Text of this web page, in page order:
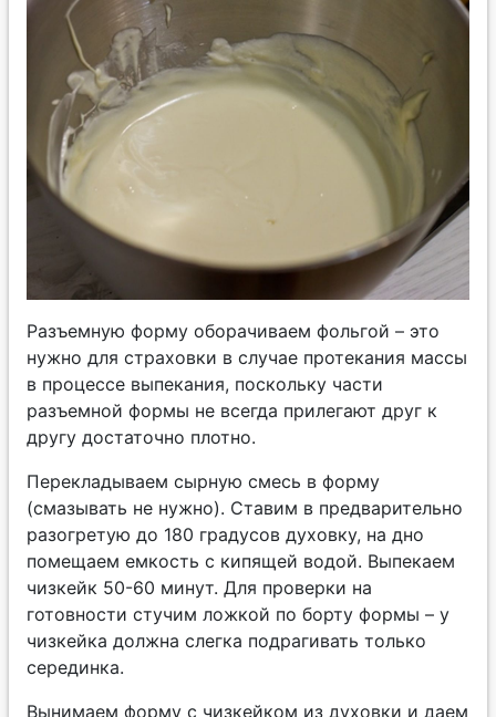
Разъемную форму оборачиваем фольгой – это
нужно для страховки в случае протекания массы
в процессе выпекания, поскольку части
разъемной формы не всегда прилегают друг к
другу достаточно плотно.
Перекладываем сырную смесь в форму
(смазывать не нужно). Ставим в предварительно
разогретую до 180 градусов духовку, на дно
помещаем емкость с кипящей водой. Выпекаем
чизкейк 50-60 минут. Для проверки на
готовности стучим ложкой по борту формы – у
чизкейка должна слегка подрагивать только
серединка.
Вынимаем форму с чизкейком из духовки и даем